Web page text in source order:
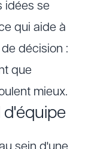
idées se
qui aide à
décision :
que
mieux.
d'équipe